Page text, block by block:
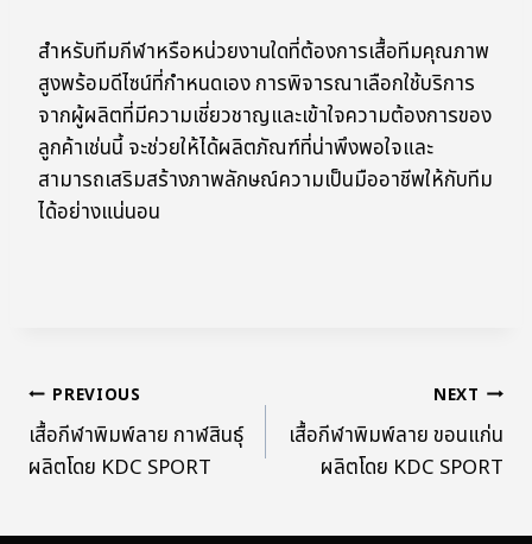
สำหรับทีมกีฬาหรือหน่วยงานใดที่ต้องการเสื้อทีมคุณภาพ
สูงพร้อมดีไซน์ที่กำหนดเอง การพิจารณาเลือกใช้บริการ
จากผู้ผลิตที่มีความเชี่ยวชาญและเข้าใจความต้องการของ
ลูกค้าเช่นนี้ จะช่วยให้ได้ผลิตภัณฑ์ที่น่าพึงพอใจและ
สามารถเสริมสร้างภาพลักษณ์ความเป็นมืออาชีพให้กับทีม
ได้อย่างแน่นอน
PREVIOUS
เสื้อกีฬาพิมพ์ลาย กาฬสินธุ์
ผลิตโดย KDC SPORT
NEXT
เสื้อกีฬาพิมพ์ลาย ขอนแก่น
ผลิตโดย KDC SPORT